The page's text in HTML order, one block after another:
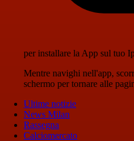
per installare la App sul tuo
Mentre navighi nell'app,
schermo per tornare alle
Ultime notizie
News Milan
Rassegna
Calciomercato